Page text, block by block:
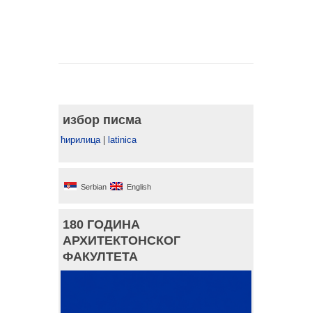
избор писма
ћирилица| latinica
Serbian English
180 ГОДИНА
АРХИТЕКТОНСКОГ
ФАКУЛТЕТА